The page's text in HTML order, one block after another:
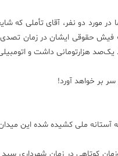
اما در مورد دو نفر، آقای تأملی
فیش حقوقی ایشان در زمان
هزارتومانی داشت و
بر خواهد آورد!
آستانه ملی کشیده شده این
کوتاهی در زمان شهرداری